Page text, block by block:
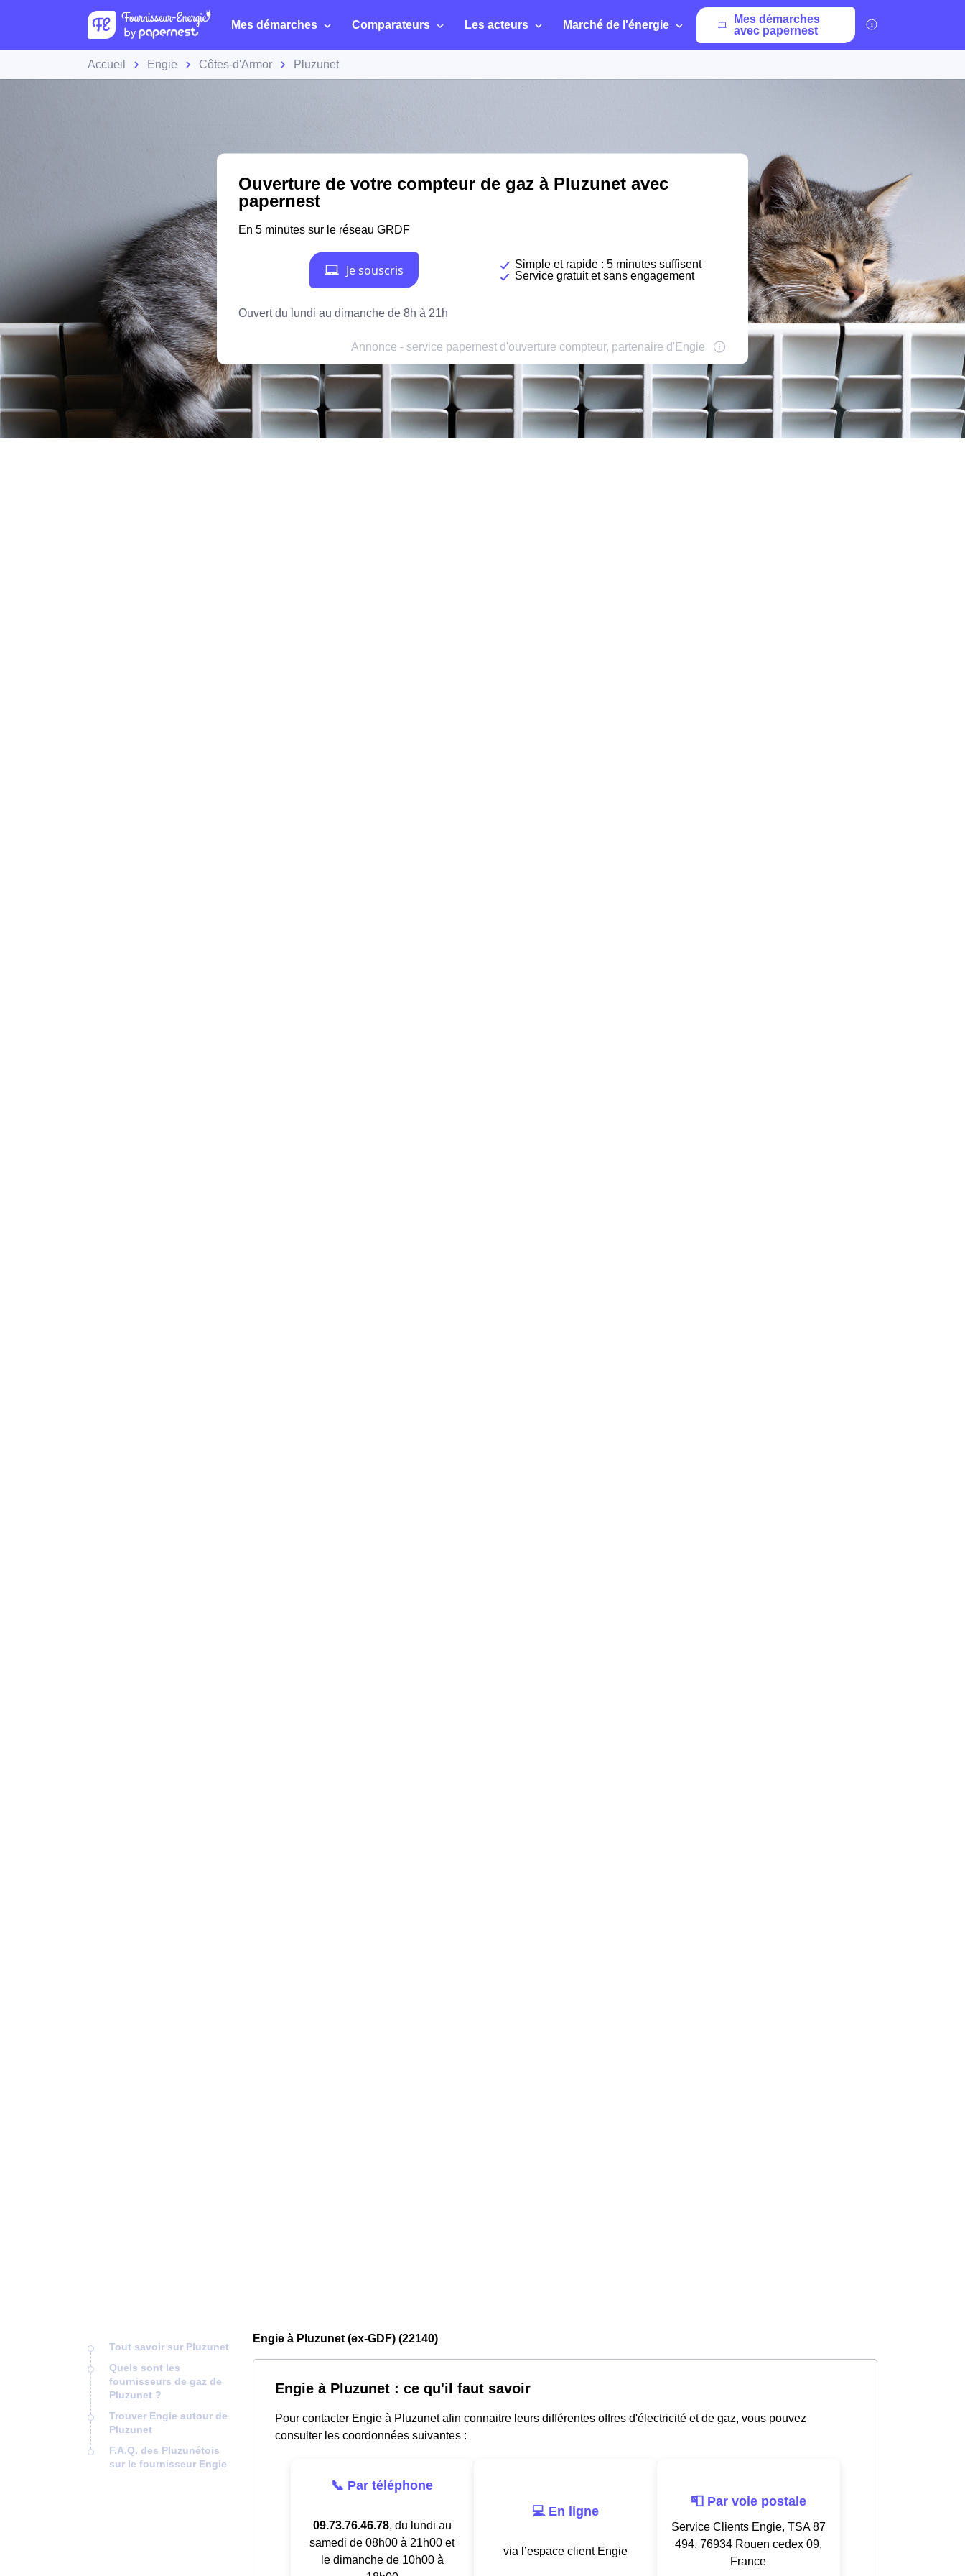
Mes démarches Comparateurs Les acteurs Marché de l'énergie
Mes démarches
avec papernest
Accueil Engie Côtes-d'Armor Pluzunet
Tout savoir sur Pluzunet
Quels sont les
fournisseurs de gaz de
Pluzunet ?
Trouver Engie autour de
Pluzunet
F.A.Q. des Pluzunétois
sur le fournisseur Engie
Engie à Pluzunet (ex-GDF) (22140)
Engie à Pluzunet : ce qu'il faut savoir
Pour contacter Engie à Pluzunet afin connaitre leurs différentes offres d'électricité et de gaz, vous pouvez
consulter les coordonnées suivantes :
📞 Par téléphone
09.73.76.46.78, du lundi au
samedi de 08h00 à 21h00 et
le dimanche de 10h00 à
💻 En ligne
via l’espace client Engie
📮 Par voie postale
Service Clients Engie, TSA 87
494, 76934 Rouen cedex 09,
France